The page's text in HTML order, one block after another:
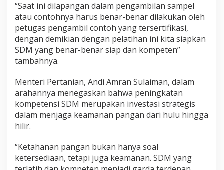
“Saat ini dilapangan dalam pengambilan sampel
atau contohnya harus benar-benar dilakukan oleh
petugas pengambil contoh yang tersertifikasi,
dengan demikian dengan pelatihan ini kita siapkan
SDM yang benar-benar siap dan kompeten”
tambahnya.
Menteri Pertanian, Andi Amran Sulaiman, dalam
arahannya menegaskan bahwa peningkatan
kompetensi SDM merupakan investasi strategis
dalam menjaga keamanan pangan dari hulu hingga
hilir.
“Ketahanan pangan bukan hanya soal
ketersediaan, tetapi juga keamanan. SDM yang